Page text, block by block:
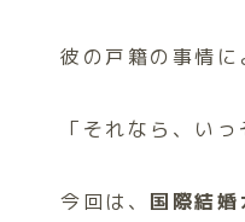
彼の戸籍の事情に
「それなら、い
今回は、 国際結